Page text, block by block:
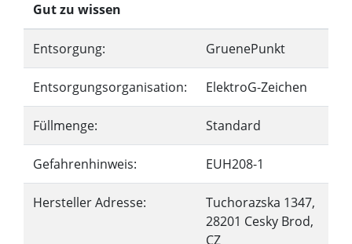
Gut zu wissen
Entsorgung: GruenePunkt
Entsorgungsorganisation: ElektroG-Zeichen
Füllmenge: Standard
Gefahrenhinweis: EUH208-1
Hersteller Adresse:
Tuchorazska 1347,
28201 Cesky Brod,
CZ